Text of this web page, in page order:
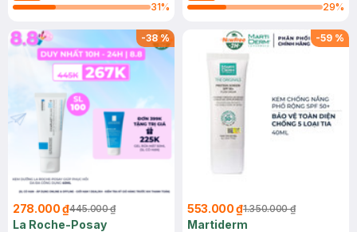
31%
29%
-38%
278.000 ₫445.000 ₫
La Roche-Posay
-59 %
553.000 ₫1.350.000 ₫
Martiderm